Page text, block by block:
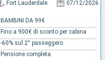
Fort Lauderdale 07/12/2026
BAMBINI DA 99€
Fino a 900€ di sconto per cabina
-60% sul 2° passeggero
Pensione completa